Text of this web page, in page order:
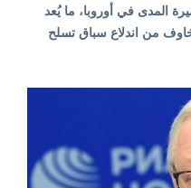
المدى في أوروبا، ما يُعد
من اندلاع سباق تسلح